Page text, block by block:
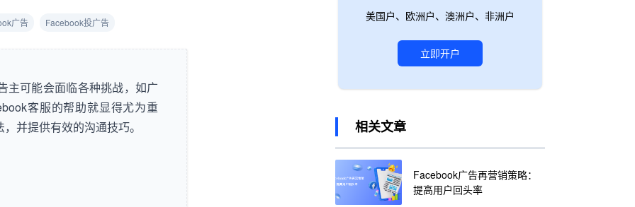
广告 Facebook投广告
主可能会面临各种挑战，如广
客服的帮助就显得尤为重
并提供有效的沟通技巧。
美国户、欧洲户、澳洲户、非洲户
立即开户
相关文章
Facebook广告再营销策略：
提高用户回头率